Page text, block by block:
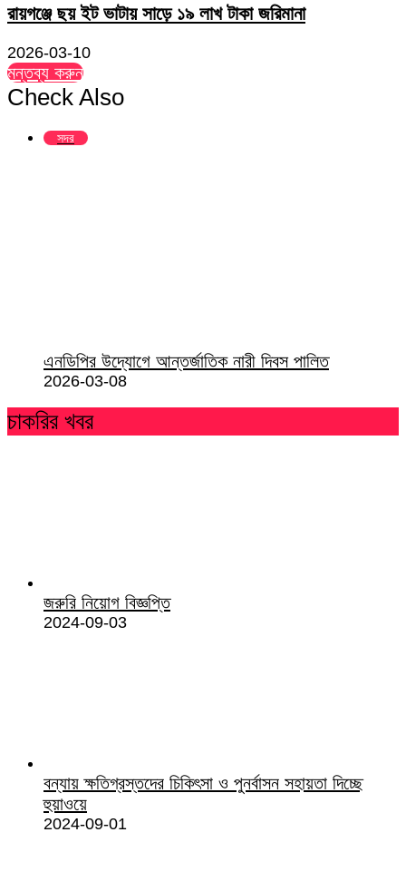
রায়গঞ্জে ছয় ইট ভাটায় সাড়ে ১৯ লাখ টাকা জরিমানা
2026-03-10
মন্তব্য করুন
Check Also
সদর
এনডিপির উদ্যোগে আন্তর্জাতিক নারী দিবস পালিত
2026-03-08
চাকরির খবর
জরুরি নিয়োগ বিজ্ঞপ্তি
2024-09-03
বন্যায় ক্ষতিগ্রস্তদের চিকিৎসা ও পুনর্বাসন সহায়তা দিচ্ছে
হুয়াওয়ে
2024-09-01